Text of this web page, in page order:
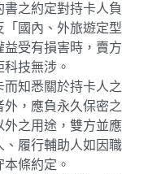
之約定對持卡人負
國內、外旅遊定型
受有損害時，賣方
技無涉。
知悉關於持卡人之
，應負永久保密之
外之用途，雙方並應
、履行輔助人如因職
條約定。